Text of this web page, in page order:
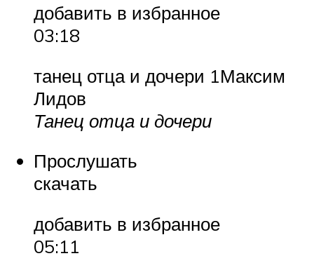
добавить в избранное
03:18
танец отца и дочери 1Максим
Лидов
Танец отца и дочери
Прослушать
скачать
добавить в избранное
05:11